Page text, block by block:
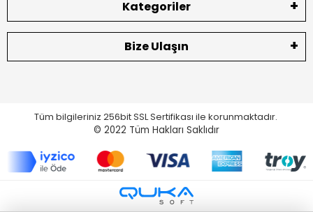
Kategoriler
Bize Ulaşın
Tüm bilgileriniz 256bit SSL Sertifikası ile korunmaktadır.
© 2022 Tüm Hakları Saklıdır